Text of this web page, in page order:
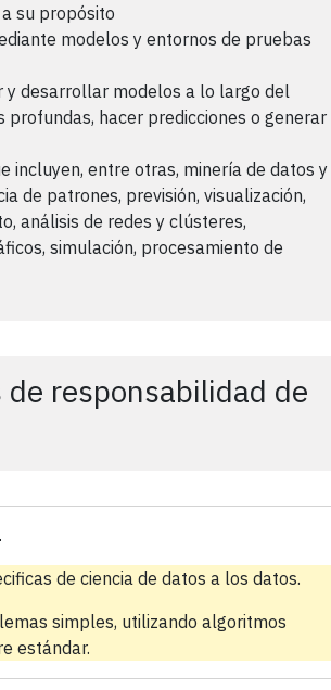
su propósito
modelos y entornos de pruebas
y desarrollar modelos a lo largo del
hacer predicciones o generar
incluyen, entre otras, minería de datos y
de patrones, previsión, visualización,
análisis de redes y clústeres,
simulación, procesamiento de
responsabilidad de
de ciencia de datos a los datos.
simples, utilizando algoritmos
estándar.